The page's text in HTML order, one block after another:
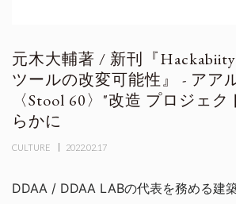
元木大輔著 / 新刊『
ツールの改変可能性』 - アア
〈Stool 60〉"改造 プロジェ
らかに
CULTURE 2022.02.17
DDAA / DDAA LABの代表を務める建